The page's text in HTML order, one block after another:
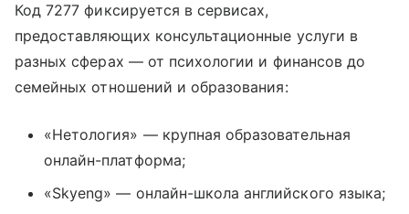
Код 7277 фиксируется в сервисах,
предоставляющих консультационные услуги в
разных сферах — от психологии и финансов до
семейных отношений и образования:
«Нетология» — крупная образовательная
онлайн-платформа;
«Skyeng» — онлайн-школа английского языка;